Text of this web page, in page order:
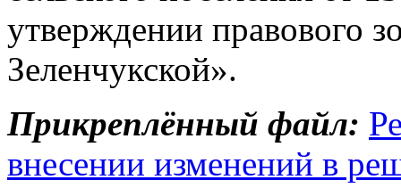
утверждении правового
Зеленчукской».
Прикреплённый файл:
внесении изменений в